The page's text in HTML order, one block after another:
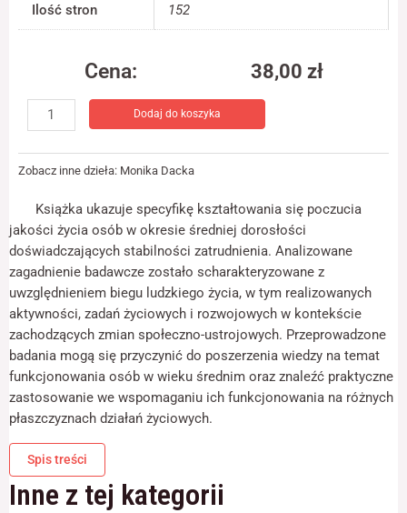
Ilość stron 152
Cena: 38,00 zł
Kształtowanie
się
poczucia
jakości
okresie
średniej
dorosłości
stabilnych
zawodowo
w
kontekście
społeczno-
ekonomicznych
Dodaj do koszyka
Zobacz inne dzieła: Monika Dacka
Książka ukazuje specyfikę kształtowania się poczucia
jakości życia osób w okresie średniej dorosłości
doświadczających stabilności zatrudnienia. Analizowane
zagadnienie badawcze zostało scharakteryzowane z
uwzględnieniem biegu ludzkiego życia, w tym realizowanych
aktywności, zadań życiowych i rozwojowych w kontekście
zachodzących zmian społeczno-ustrojowych. Przeprowadzone
badania mogą się przyczynić do poszerzenia wiedzy na temat
funkcjonowania osób w wieku średnim oraz znaleźć praktyczne
zastosowanie we wspomaganiu ich funkcjonowania na różnych
płaszczyznach działań życiowych.
Spis treści
Inne z tej kategorii
Marketing
zainteresowania i
szansę na
zobaczenie
spersonalizowanych
treści i ofert.